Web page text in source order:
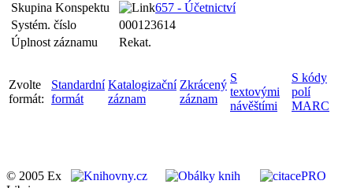
Skupina Konspektu
657 - Účetnictví
Systém. číslo
000123614
Úplnost záznamu
Rekat.
Zvolte
formát:
Standardní
formát
Katalogizační
záznam
Zkrácený
záznam
S
textovými
návěštími
S kódy
polí
MARC
© 2005 Ex